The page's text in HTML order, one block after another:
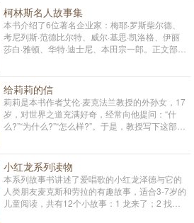
知识的盛筵，使更多人受益于这些思想精华，让
这些学术思想成为我们中国思想的代表，也成为
人类智慧的一个重要组成部分。
柯林斯名人故事集
本书介绍了6位著名企业家：梅耶·罗斯柴尔德、
考尼列斯·范德比尔特、威尔·基思·凯洛格、伊丽
莎白·雅顿、华特·迪士尼、本田宗一郎。正文部分
后附英汉对照的人物生平大事记；书后附英文词
汇表，供读者了解本书重点词汇详细的英文释
义。此外，本书还提供点读笔和二维码音频下载
功能。
给莉莉的信
莉莉是本书作者艾伦·麦克法兰教授的外孙女，17
岁，对世界之道充满好奇，经常向他提问：“什
么?”“为什么?”“怎么样?”。于是，教授写下这部专
者运用自己自己的丰富学识和经验，对莉莉的诘
问给出了深入浅出、极富创造性的回答。这30封
信纵观人类历史，综览世界文明，笔锋的指向，
从个人层面，直达哲学、宗教、政治等更宏观的
畛域。莉莉的问题没有时间性，它们是每一个思
小红龙系列读物
本系列故事书讲述了爱唱歌的小红龙泽德与它的
人类朋友麦克斯和劳拉的有趣故事，适合3-7岁的
儿童阅读，共有12个小故事：1 龙来了；2 找爷